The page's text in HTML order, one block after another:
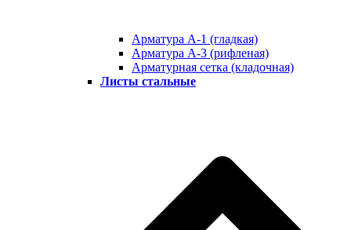
Арматура А-1 (гладкая)
Арматура А-3 (рифленая)
Арматурная сетка (кладочная)
Листы стальные